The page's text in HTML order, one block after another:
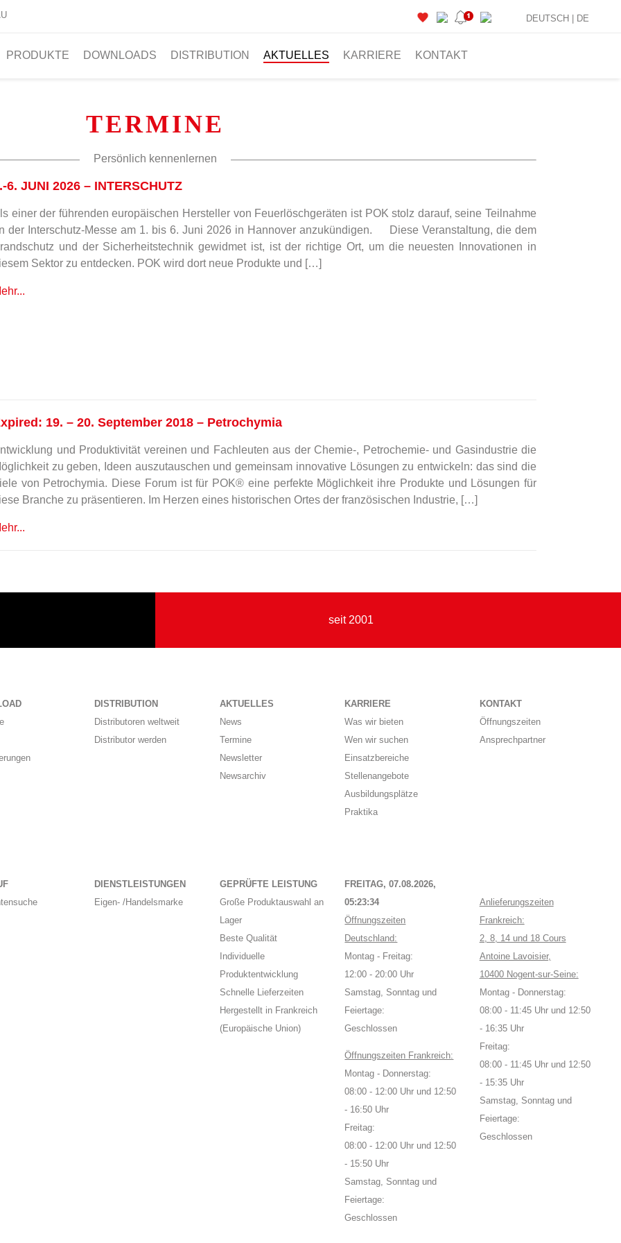
PRODUKTE DOWNLOADS DISTRIBUTION AKTUELLES KARRIERE KONTAKT
DEUTSCH | DE
TERMINE
Persönlich kennenlernen
6. JUNI 2026 – INTERSCHUTZ
einer der führenden europäischen Hersteller von Feuerlöschgeräten ist POK stolz darauf, seine Teilnahme
der Interschutz-Messe am 1. bis 6. Juni 2026 in Hannover anzukündigen. Diese Veranstaltung, die dem
und der Sicherheitstechnik gewidmet ist, ist der richtige Ort, um die neuesten Innovationen in
Sektor zu entdecken. POK wird dort neue Produkte und […]
19. – 20. September 2018 – Petrochymia
und Produktivität vereinen und Fachleuten aus der Chemie-, Petrochemie- und Gasindustrie die
zu geben, Ideen auszutauschen und gemeinsam innovative Lösungen zu entwickeln: das sind die
von Petrochymia. Diese Forum ist für POK® eine perfekte Möglichkeit ihre Produkte und Lösungen für
Branche zu präsentieren. Im Herzen eines historischen Ortes der französischen Industrie, […]
seit 2001
DISTRIBUTION
Distributoren weltweit
Distributor werden
AKTUELLES
News
Termine
Newsletter
Newsarchiv
KARRIERE
Was wir bieten
Wen wir suchen
Einsatzbereiche
Stellenangebote
Ausbildungsplätze
Praktika
KONTAKT
Öffnungszeiten
Ansprechpartner
DIENSTLEISTUNGEN
Eigen- /Handelsmarke
GEPRÜFTE LEISTUNG
Große Produktauswahl an
Lager
Beste Qualität
Individuelle
Produktentwicklung
Schnelle Lieferzeiten
Hergestellt in Frankreich
(Europäische Union)
FREITAG, 07.08.2026,
05:23:34
Öffnungszeiten
Deutschland:
Montag - Freitag:
12:00 - 20:00 Uhr
Samstag, Sonntag und
Feiertage:
Geschlossen
Öffnungszeiten Frankreich:
Montag - Donnerstag:
08:00 - 12:00 Uhr und 12:50
- 16:50 Uhr
Freitag:
08:00 - 12:00 Uhr und 12:50
- 15:50 Uhr
Samstag, Sonntag und
Feiertage:
Geschlossen
Anlieferungszeiten
Frankreich:
2, 8, 14 und 18 Cours
Antoine Lavoisier,
10400 Nogent-sur-Seine:
Montag - Donnerstag:
08:00 - 11:45 Uhr und 12:50
- 16:35 Uhr
Freitag:
08:00 - 11:45 Uhr und 12:50
- 15:35 Uhr
Samstag, Sonntag und
Feiertage:
Geschlossen